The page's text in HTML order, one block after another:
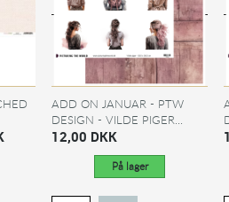
ADD ON JANUAR - PTW
DESIGN - VILDE PIGER...
12,00 DKK
På lager